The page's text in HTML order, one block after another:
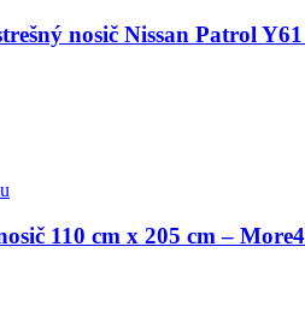
nosič Nissan Patrol
110 cm x 205 cm –